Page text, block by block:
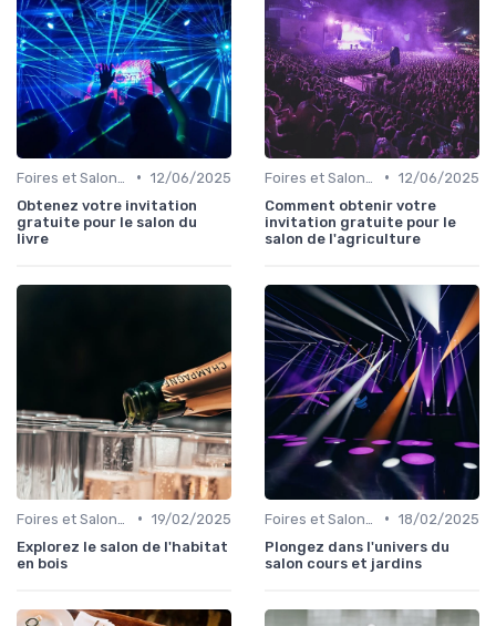
• 12/06/2025
Obtenez votre invitation
gratuite pour le salon du
livre
• 12/06/2025
Comment obtenir votre
invitation gratuite pour le
salon de l'agriculture
• 19/02/2025
Explorez le salon de l'habitat
en bois
• 18/02/2025
Plongez dans l'univers du
salon cours et jardins